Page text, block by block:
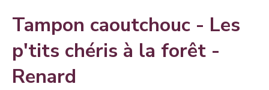
Tampon caoutchouc - Les
p'tits chéris à la forêt -
Renard